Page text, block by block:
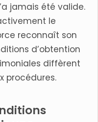
jamais été valide.
le
reconnaît son
d’obtention
diffèrent
procédures.